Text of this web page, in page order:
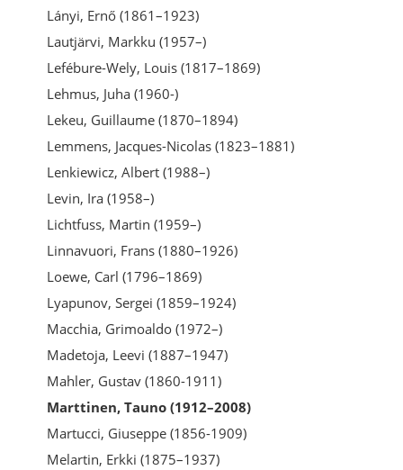
Lányi, Ernő (1861–1923)
Lautjärvi, Markku (1957–)
Lefébure-Wely, Louis (1817–1869)
Lehmus, Juha (1960-)
Lekeu, Guillaume (1870–1894)
Lemmens, Jacques-Nicolas (1823–1881)
Lenkiewicz, Albert (1988–)
Levin, Ira (1958–)
Lichtfuss, Martin (1959–)
Linnavuori, Frans (1880–1926)
Loewe, Carl (1796–1869)
Lyapunov, Sergei (1859–1924)
Macchia, Grimoaldo (1972–)
Madetoja, Leevi (1887–1947)
Mahler, Gustav (1860-1911)
Marttinen, Tauno (1912–2008)
Martucci, Giuseppe (1856-1909)
Melartin, Erkki (1875–1937)